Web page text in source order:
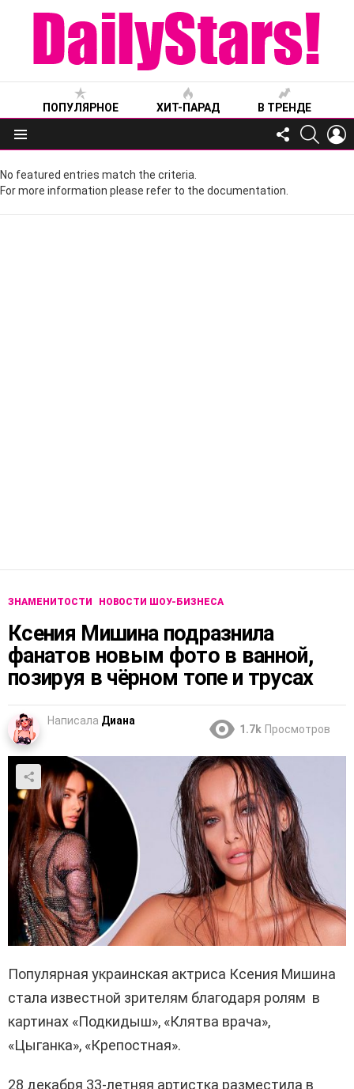
ПОПУЛЯРНОЕ ХИТ-ПАРАД В ТРЕНДЕ
Меню
FOLLOW
US
No featured entries match the criteria.
For more information please refer to the documentation.
ЗНАМЕНИТОСТИ НОВОСТИ ШОУ-БИЗНЕСА
Ксения Мишина подразнила
фанатов новым фото в ванной,
позируя в чёрном топе и трусах
Написала Диана
1.7k Просмотров
Популярная украинская актриса Ксения Мишина
стала известной зрителям благодаря ролям в
картинах «Подкидыш», «Клятва врача»,
«Цыганка», «Крепостная».
28 декабря 33-летняя артистка разместила в